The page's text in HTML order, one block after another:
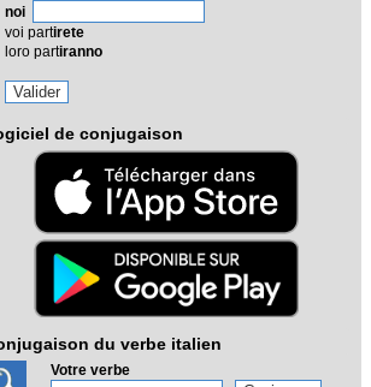
noi
voi partirete
loro partiranno
de conjugaison
du verbe italien
Votre verbe